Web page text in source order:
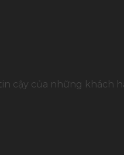
cậy của những khách